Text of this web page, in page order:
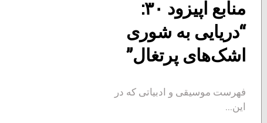
منابع اپیزود ۳۰:
“دریایی به شوری
اشک‌های پرتغال”
فهرست موسیقی و ادبیاتی که در
این...